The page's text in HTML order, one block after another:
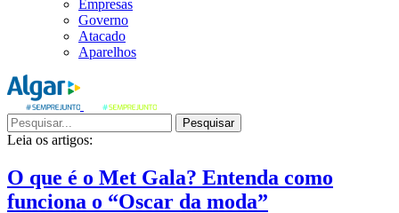
Empresas
Governo
Atacado
Aparelhos
Pesquisar
Leia os artigos:
O que é o Met Gala? Entenda como
funciona o “Oscar da moda”